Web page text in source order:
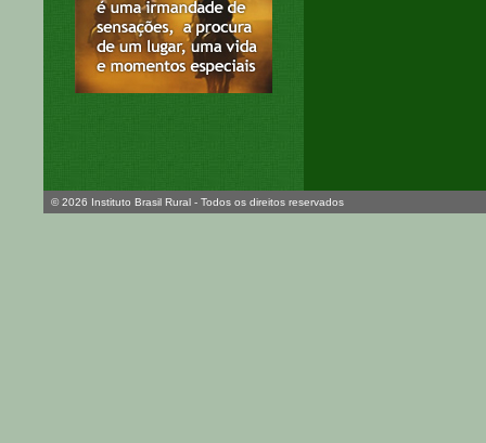
© 2026 Instituto Brasil Rural - Todos os direitos reservados